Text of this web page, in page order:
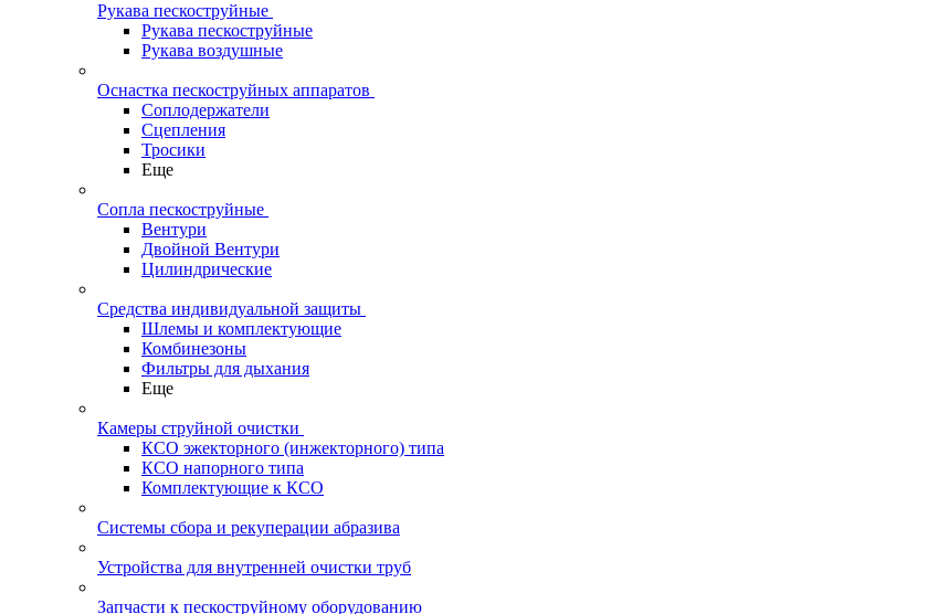
Рукава пескоструйные
Рукава пескоструйные
Рукава воздушные
Оснастка пескоструйных аппаратов
Соплодержатели
Сцепления
Тросики
Еще
Сопла пескоструйные
Вентури
Двойной Вентури
Цилиндрические
Средства индивидуальной защиты
Шлемы и комплектующие
Комбинезоны
Фильтры для дыхания
Еще
Камеры струйной очистки
КСО эжекторного (инжекторного) типа
КСО напорного типа
Комплектующие к КСО
Системы сбора и рекуперации абразива
Устройства для внутренней очистки труб
Запчасти к пескоструйному оборудованию